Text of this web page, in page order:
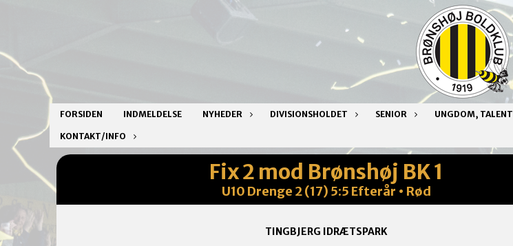
FORSIDEN INDMELDELSE NYHEDER DIVISIONSHOLDET SENIOR UNGDOM, TALENT
KONTAKT/INFO
Fix 2 mod Brønshøj BK 1
U10 Drenge 2 (17) 5:5 Efterår • Rød
TINGBJERG IDRÆTSPARK